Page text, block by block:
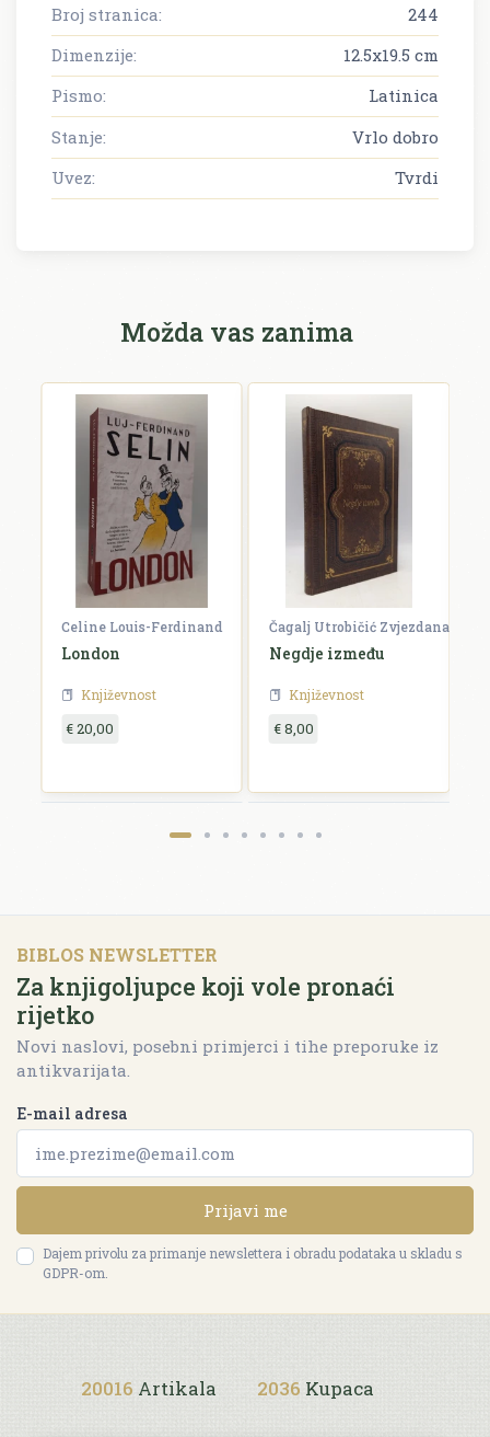
Broj stranica:
244
Dimenzije:
12.5x19.5 cm
Pismo:
Latinica
Stanje:
Vrlo dobro
Uvez:
Tvrdi
Možda vas zanima
Celine Louis-Ferdinand
London
Književnost
€ 20,00
Čagalj Utrobičić Zvjezdana
Negdje između
Književnost
€ 8,00
BIBLOS NEWSLETTER
Za knjigoljupce koji vole pronaći
rijetko
Novi naslovi, posebni primjerci i tihe preporuke iz
antikvarijata.
E-mail adresa
Prijavi me
Dajem privolu za primanje newslettera i obradu podataka u skladu s
GDPR-om.
20016 Artikala 2036 Kupaca